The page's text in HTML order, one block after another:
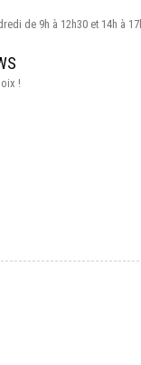
de 9h à 12h30 et 14h à
!